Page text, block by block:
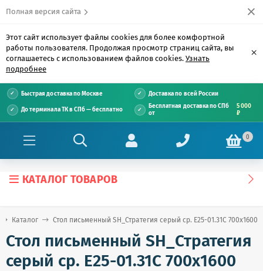
Полная версия сайта
Этот сайт использует файлы cookies для более комфортной
работы пользователя. Продолжая просмотр страниц сайта, вы
соглашаетесь с использованием файлов cookies. Узнать
подробнее
×
Быстрая доставка по Москве Доставка по всей России
До терминала ТК в СПб — бесплатно
Бесплатная доставка по СПб
от
5 000
₽
0
КАТАЛОГ ТОВАРОВ
Каталог Стол письменный SH_Стратегия серый ср. E25-01.31С 700х1600
Стол письменный SH_Стратегия
серый ср. E25-01.31С 700х1600